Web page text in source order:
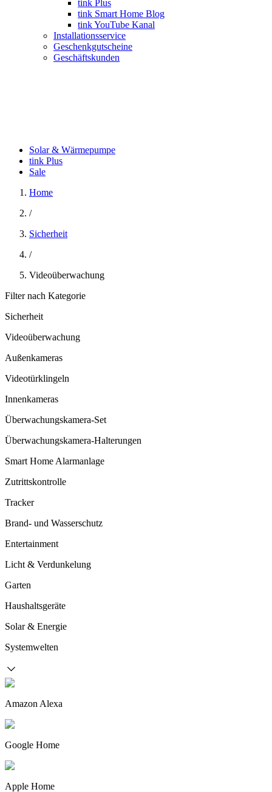
tink Plus
tink Smart Home Blog
tink YouTube Kanal
Installationsservice
Geschenkgutscheine
Geschäftskunden
Solar & Wärmepumpe
tink Plus
Sale
Home
/
Sicherheit
/
Videoüberwachung
Filter nach Kategorie
Sicherheit
Videoüberwachung
Außenkameras
Videotürklingeln
Innenkameras
Überwachungskamera-Set
Überwachungskamera-Halterungen
Smart Home Alarmanlage
Zutrittskontrolle
Tracker
Brand- und Wasserschutz
Entertainment
Licht & Verdunkelung
Garten
Haushaltsgeräte
Solar & Energie
Systemwelten
Amazon Alexa
Google Home
Apple Home